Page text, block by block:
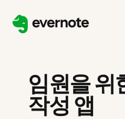
임원을 위
작성 앱